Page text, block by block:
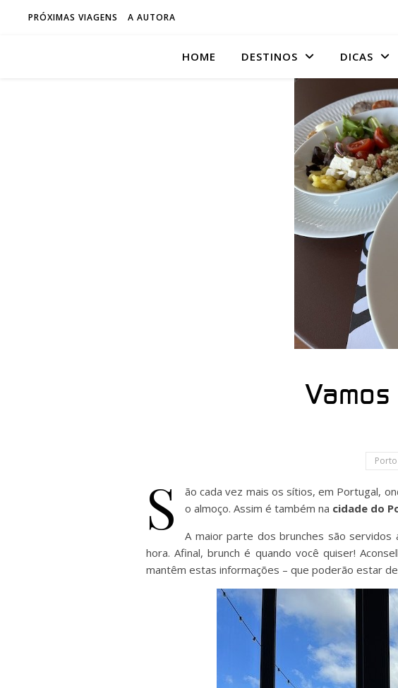
PRÓXIMAS VIAGENS A AUTORA
HOME DESTINOS DICAS
Vamos
Porto
S
ão cada vez mais os sítios, em Portugal,
o almoço. Assim é também na cidade do
A maior parte dos brunches são
hora. Afinal, brunch é quando você quiser!
mantêm estas informações – que poderão estar